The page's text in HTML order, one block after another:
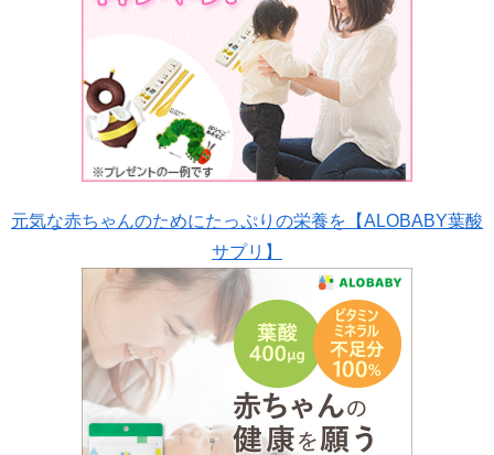
元気な赤ちゃんのためにたっぷりの栄養を【ALOBABY葉酸
サプリ】